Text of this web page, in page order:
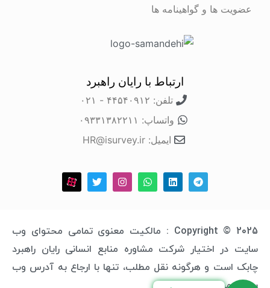
عضویت ها و گواهینامه ها
ارتباط با رایان راهبرد
تلفن: ۴۴۵۴۰۹۱۲ - ۰۲۱
واتساپ: ۰۹۳۳۱۳۸۲۲۱۱
ایمیل: HR@isurvey.ir
Copyright © 2025 : مالکیت معنوی تمامی محتوای وب
سایت در اختیار شرکت مشاوره منابع انسانی رایان راهبرد
چابک است و هرگونه نقل مطلب، تنها با ارجاع به آدرس وب